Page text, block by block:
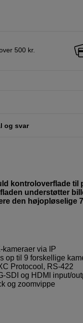
500 kr.
og svar
kontroloverflade
understøtter
den højopløselige
kameraer via IP
op til 9 forskellige
Protocool, RS-422
SDI og HDMI input/
og zoomvippe